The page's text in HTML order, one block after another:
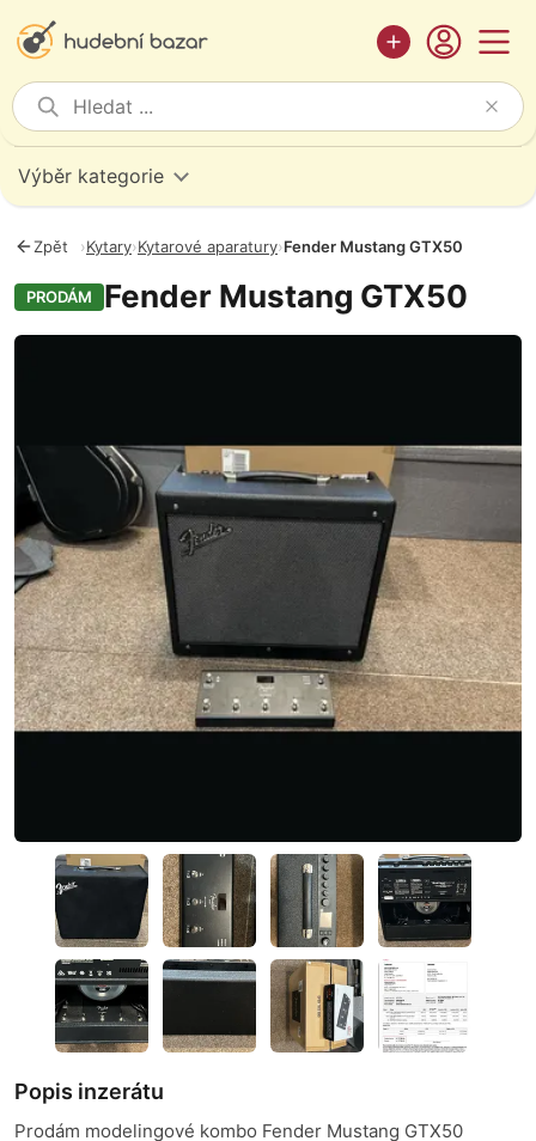
Výběr kategorie
Zpět ›Kytary›Kytarové aparatury›Fender Mustang GTX50
PRODÁM Fender Mustang GTX50
Fotografie
Popis inzerátu
Prodám modelingové kombo Fender Mustang GTX50